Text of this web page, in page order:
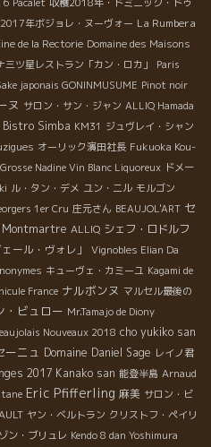
2017年ボジョレ・ヌーヴォー La Rumbera
de la Rectorie Domaine des Maisons
三ツ星レストラン「カン・ロカ」
Paris
japonais GONINMUSUME Pinot noir
ヌ サロン・サン・ジャン ALLIQ Hamada
Bistro Simba KM31 ジュヴレイ・シャン
オーリック濱田社長 Fukuoka Kou-
Nadine Vin Blanc Liquoreux ドメー
ル・タン・デメ ユン・ニル モルゴン
1er Cru 庄元さん BEAUJOL'ART セ
ALLIQ シェフ・ロドルフ
ール・ヴォレ」
Vignobles Elian Da
キューヴェ・カミーユ Kagami de
France ナルボンヌ マルセル最後の
・ビュロー Mr.Tamajo de Diony
Nouveaux 2018 cho yukiko san
ーニュ Domaine Daniel Sage レイノ君
2017 Kanako san 能登半島 Arnaud
Eric Pfifferling 麻美 サロン・ビ
ヤン・ベルトラン クリストフ・ペイリ
ン・ブリュレ Kendo 8 dan Yoshimura